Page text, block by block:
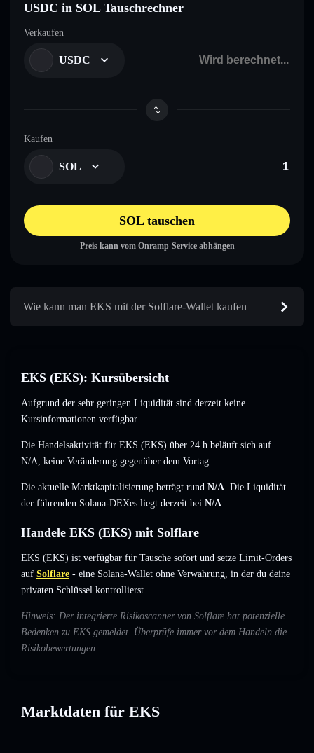
USDC in SOL Tauschrechner
Verkaufen
USDC
Kaufen
SOL
SOL tauschen
Preis kann vom Onramp-Service abhängen
Wie kann man EKS mit der Solflare-Wallet kaufen
EKS (EKS): Kursübersicht
Aufgrund der sehr geringen Liquidität sind derzeit keine
Kursinformationen verfügbar.
Die Handelsaktivität für EKS (EKS) über 24 h beläuft sich auf
N/A, keine Veränderung gegenüber dem Vortag.
Die aktuelle Marktkapitalisierung beträgt rund N/A. Die Liquidität
der führenden Solana-DEXes liegt derzeit bei N/A.
Handele EKS (EKS) mit Solflare
EKS (EKS) ist verfügbar für Tausche sofort und setze Limit-Orders
auf Solflare - eine Solana-Wallet ohne Verwahrung, in der du deine
privaten Schlüssel kontrollierst.
Hinweis: Der integrierte Risikoscanner von Solflare hat potenzielle
Bedenken zu EKS gemeldet. Überprüfe immer vor dem Handeln die
Risikobewertungen.
Marktdaten für EKS